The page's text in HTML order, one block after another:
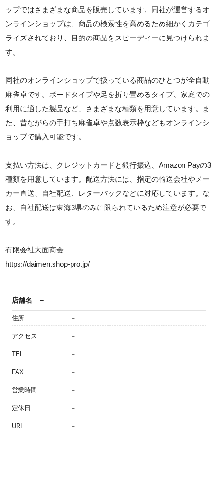
ップではさまざまな商品を販売しています。同社が運営するオ
ンラインショップは、商品の検索性を高めるため細かくカテゴ
ライズされており、目的の商品をスピーディーに見つけられま
す。
同社のオンラインショップで扱っている商品のひとつが全自動
麻雀卓です。ボードタイプや足を折り畳めるタイプ、家庭での
利用に適した製品など、さまざまな種類を用意しています。ま
た、昔ながらの手打ち麻雀卓や点数表示枠などもオンラインシ
ョップで購入可能です。
支払い方法は、クレジットカードと銀行振込、Amazon Payの3
種類を用意しています。配送方法には、指定の輸送会社やメー
カー直送、自社配送、レターパックなどに対応しています。な
お、自社配送は東海3県のみに限られているため注意が必要で
す。
有限会社大面商会
https://daimen.shop-pro.jp/
店舗名 －
住所 －
アクセス －
TEL －
FAX －
営業時間 －
定休日 －
URL －